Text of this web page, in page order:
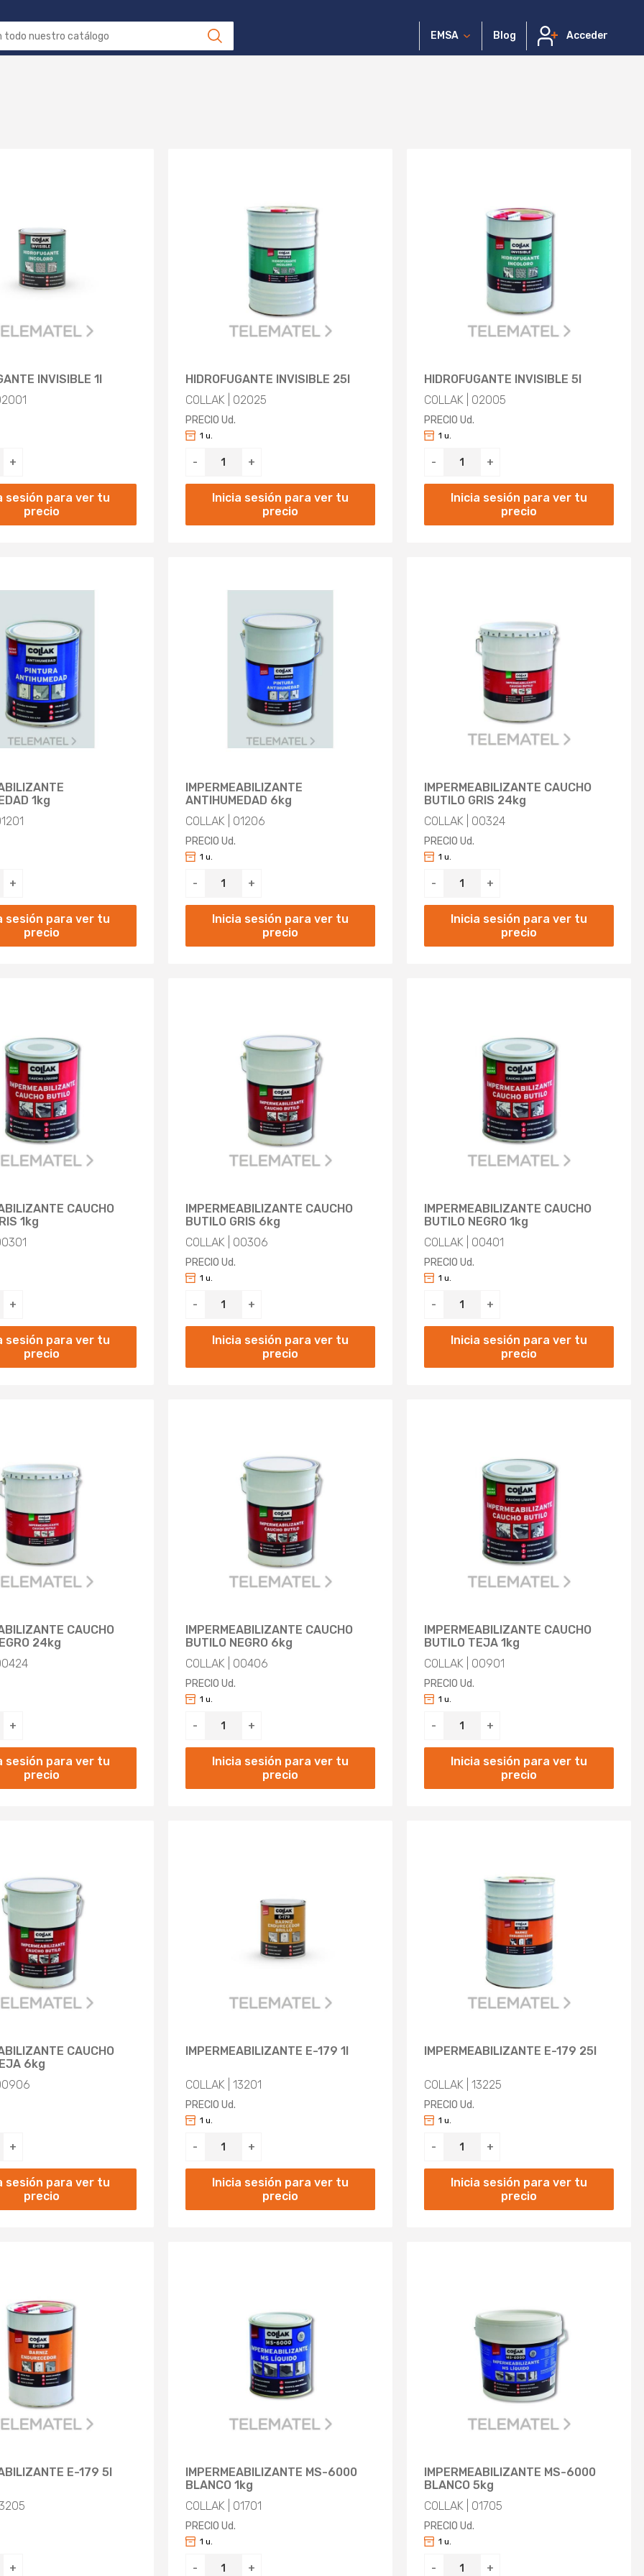
EMSA Blog Acceder
INVISIBLE 1l
+
sesión para ver tu
precio
HIDROFUGANTE INVISIBLE 25l
COLLAK | 02025
PRECIO Ud.
- +
1 u.
Inicia sesión para ver tu
precio
HIDROFUGANTE INVISIBLE 5l
COLLAK | 02005
PRECIO Ud.
- +
1 u.
Inicia sesión para ver tu
precio
1kg
+
sesión para ver tu
precio
IMPERMEABILIZANTE
ANTIHUMEDAD 6kg
COLLAK | 01206
PRECIO Ud.
- +
1 u.
Inicia sesión para ver tu
precio
IMPERMEABILIZANTE CAUCHO
BUTILO GRIS 24kg
COLLAK | 00324
PRECIO Ud.
- +
1 u.
Inicia sesión para ver tu
precio
CAUCHO
1kg
+
sesión para ver tu
precio
IMPERMEABILIZANTE CAUCHO
BUTILO GRIS 6kg
COLLAK | 00306
PRECIO Ud.
- +
1 u.
Inicia sesión para ver tu
precio
IMPERMEABILIZANTE CAUCHO
BUTILO NEGRO 1kg
COLLAK | 00401
PRECIO Ud.
- +
1 u.
Inicia sesión para ver tu
precio
CAUCHO
24kg
+
sesión para ver tu
precio
IMPERMEABILIZANTE CAUCHO
BUTILO NEGRO 6kg
COLLAK | 00406
PRECIO Ud.
- +
1 u.
Inicia sesión para ver tu
precio
IMPERMEABILIZANTE CAUCHO
BUTILO TEJA 1kg
COLLAK | 00901
PRECIO Ud.
- +
1 u.
Inicia sesión para ver tu
precio
CAUCHO
6kg
+
sesión para ver tu
precio
IMPERMEABILIZANTE E-179 1l
COLLAK | 13201
PRECIO Ud.
- +
1 u.
Inicia sesión para ver tu
precio
IMPERMEABILIZANTE E-179 25l
COLLAK | 13225
PRECIO Ud.
- +
1 u.
Inicia sesión para ver tu
precio
E-179 5l
+
IMPERMEABILIZANTE MS-6000
BLANCO 1kg
COLLAK | 01701
PRECIO Ud.
- +
1 u.
IMPERMEABILIZANTE MS-6000
BLANCO 5kg
COLLAK | 01705
PRECIO Ud.
- +
1 u.